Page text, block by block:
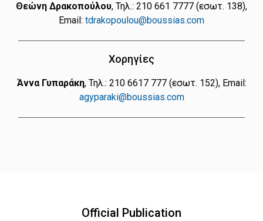
Θεώνη Δρακοπούλου, Τηλ.: 210 661 7777 (εσωτ. 138),
Εmail: tdrakopoulou@boussias.com
Χορηγίες
Άννα Γυπαράκη, Τηλ.: 210 6617 777 (εσωτ. 152), Εmail:
agyparaki@boussias.com
Official Publication